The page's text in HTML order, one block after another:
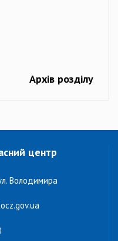
Архів розділу
центр
Володимира